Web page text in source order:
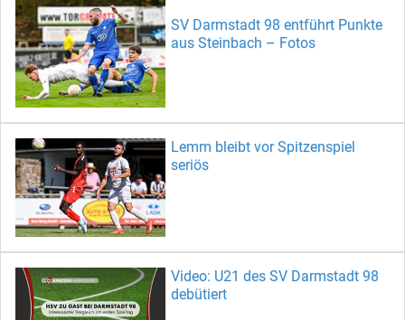
SV Darmstadt 98 entführt Punkte
aus Steinbach – Fotos
Lemm bleibt vor Spitzenspiel
seriös
Video: U21 des SV Darmstadt 98
debütiert